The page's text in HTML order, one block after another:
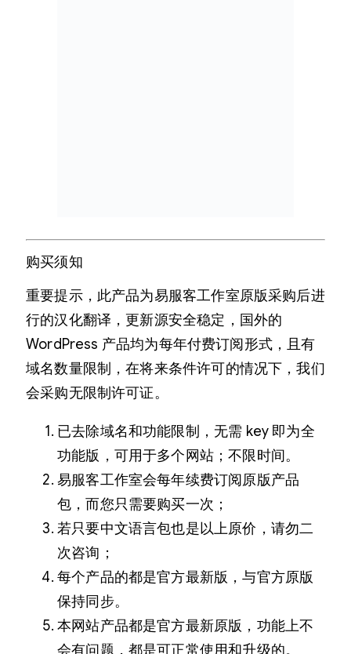
购买须知
重要提示，此产品为易服客工作室原版采购后进
行的汉化翻译，更新源安全稳定，国外的
WordPress 产品均为每年付费订阅形式，且有
域名数量限制，在将来条件许可的情况下，我们
会采购无限制许可证。
已去除域名和功能限制，无需 key 即为全
功能版，可用于多个网站；不限时间。
易服客工作室会每年续费订阅原版产品
包，而您只需要购买一次；
若只要中文语言包也是以上原价，请勿二
次咨询；
每个产品的都是官方最新版，与官方原版
保持同步。
本网站产品都是官方最新原版，功能上不
会有问题，都是可正常使用和升级的。